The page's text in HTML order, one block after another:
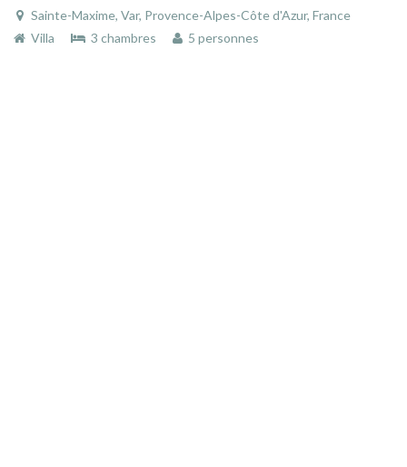
Sainte-Maxime, Var, Provence-Alpes-Côte d'Azur, France
Villa
3 chambres 5 personnes